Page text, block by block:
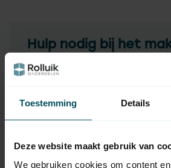
Toestemming Details
Deze website maakt gebruik van
We gebruiken cookies om content
Hulp nodig bij het
Neem contact op met een van
Vraag het de expert
Gerelateerde producten